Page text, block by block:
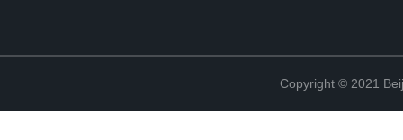
Copyright © 2021